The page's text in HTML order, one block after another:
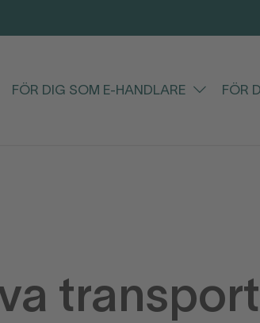
FÖR DIG SOM E-HANDLARE FÖR